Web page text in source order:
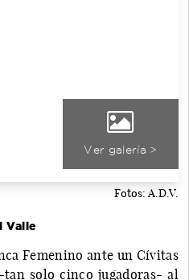
Ver galería >
Fotos: A.D.V.
Valle
Femenino ante un Cívitas
solo cinco jugadoras- al